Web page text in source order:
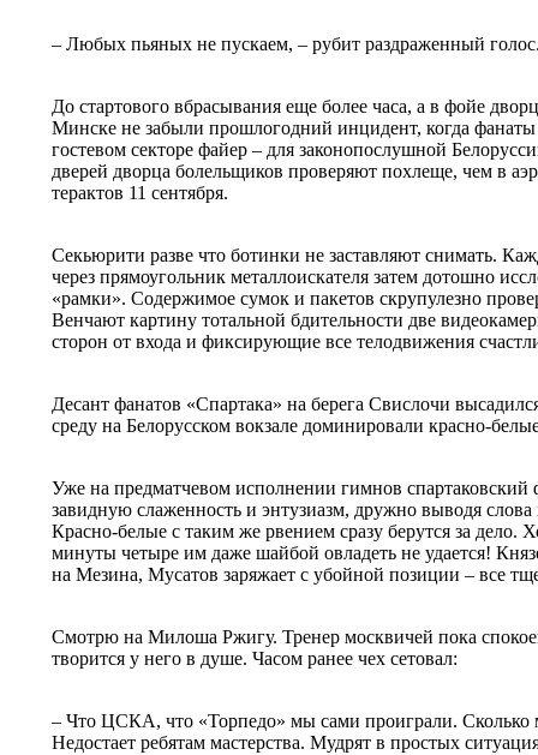
– Любых пьяных не пускаем, – рубит раздраженный
До стартового вбрасывания еще более часа, а в фойе
Минске не забыли прошлогодний инцидент, когда фанаты
гостевом секторе файер – для законопослушной
дверей дворца болельщиков проверяют похлеще, чем в
терактов 11 сентября.
Секьюрити разве что ботинки не заставляют снимать.
через прямоугольник металлоискателя затем дотошно
«рамки». Содержимое сумок и пакетов скрупулезно
Венчают картину тотальной бдительности две
сторон от входа и фиксирующие все телодвижения
Десант фанатов «Спартака» на берега Свислочи
среду на Белорусском вокзале доминировали красно-
Уже на предматчевом исполнении гимнов спартаковский
завидную слаженность и энтузиазм, дружно выводя
Красно-белые с таким же рвением сразу берутся за дело.
минуты четыре им даже шайбой овладеть не удается!
на Мезина, Мусатов заряжает с убойной позиции – все
Смотрю на Милоша Ржигу. Тренер москвичей пока
творится у него в душе. Часом ранее чех сетовал:
– Что ЦСКА, что «Торпедо» мы сами проиграли. Сколько
Недостает ребятам мастерства. Мудрят в простых